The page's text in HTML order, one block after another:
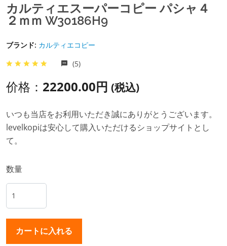
カルティエスーパーコピー パシャ４
２ｍｍ W30186H9
ブランド: カルティエコピー
(5)
价格： 22200.00円 (税込)
いつも当店をお利用いただき誠にありがとうございます。
levelkopiは安心して購入いただけるショップサイトとし
て。
数量